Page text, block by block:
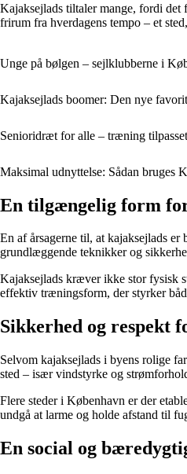
Kajaksejlads tiltaler mange, fordi det
frirum fra hverdagens tempo – et
Unge på bølgen – sejlklubberne i
Kajaksejlads boomer: Den nye
Senioridræt for alle – træning
Maksimal udnyttelse: Sådan bruges
En tilgængelig form
En af årsagerne til, at kajaksejlads
grundlæggende teknikker og
Kajaksejlads kræver ikke stor fysisk
effektiv træningsform, der styrker
Sikkerhed og respekt
Selvom kajaksejlads i byens rolige
sted – især vindstyrke og
Flere steder i København er der
undgå at larme og holde afstand til
En social og